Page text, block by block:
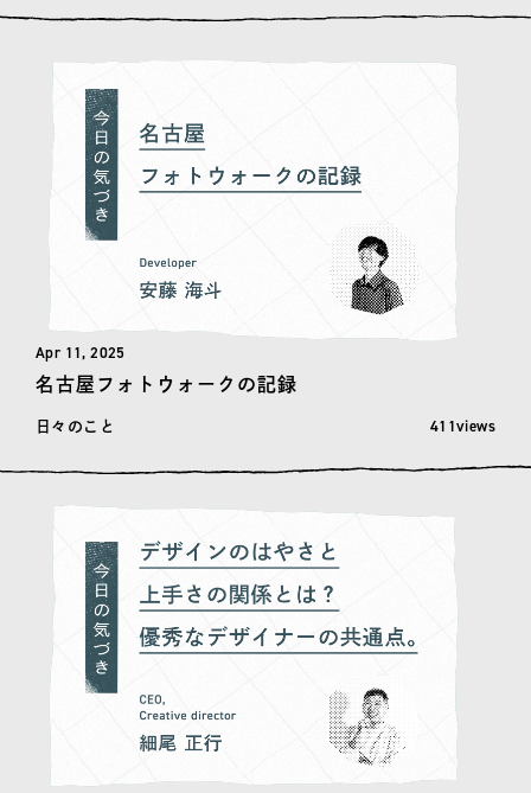
Apr 11, 2025
名古屋フォトウォークの記録
日々のこと 閲覧数: 411
411views